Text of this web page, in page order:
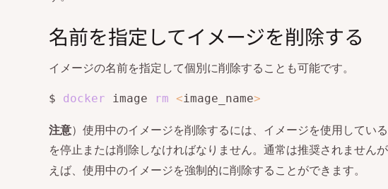
名前を指定してイメージを削除する
イメージの名前を指定して個別に削除することも可能です。
$ docker image rm <image_name>
注意）使用中のイメージを削除するには、イメージを使用してい
を停止または削除しなければなりません。通常は推奨されませんが
えば、使用中のイメージを強制的に削除することができます。